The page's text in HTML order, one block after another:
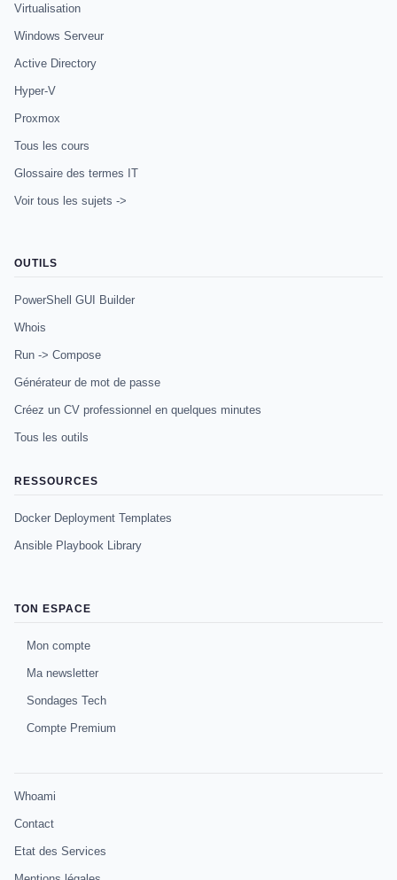
Virtualisation
Windows Serveur
Active Directory
Hyper-V
Proxmox
Tous les cours
Glossaire des termes IT
Voir tous les sujets ->
OUTILS
PowerShell GUI Builder
Whois
Run -> Compose
Générateur de mot de passe
Créez un CV professionnel en quelques minutes
Tous les outils
RESSOURCES
Docker Deployment Templates
Ansible Playbook Library
TON ESPACE
Mon compte
Ma newsletter
Sondages Tech
Compte Premium
Whoami
Contact
Etat des Services